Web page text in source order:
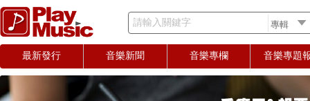
請輸入關鍵字
最新發行 音樂新聞 音樂專欄 音樂專題